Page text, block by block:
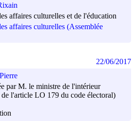
affaires culturelles et de l'éducation
affaires culturelles (Assemblée
par M. le ministre de l'intérieur
l'article LO 179 du code électoral)
22/06/2017